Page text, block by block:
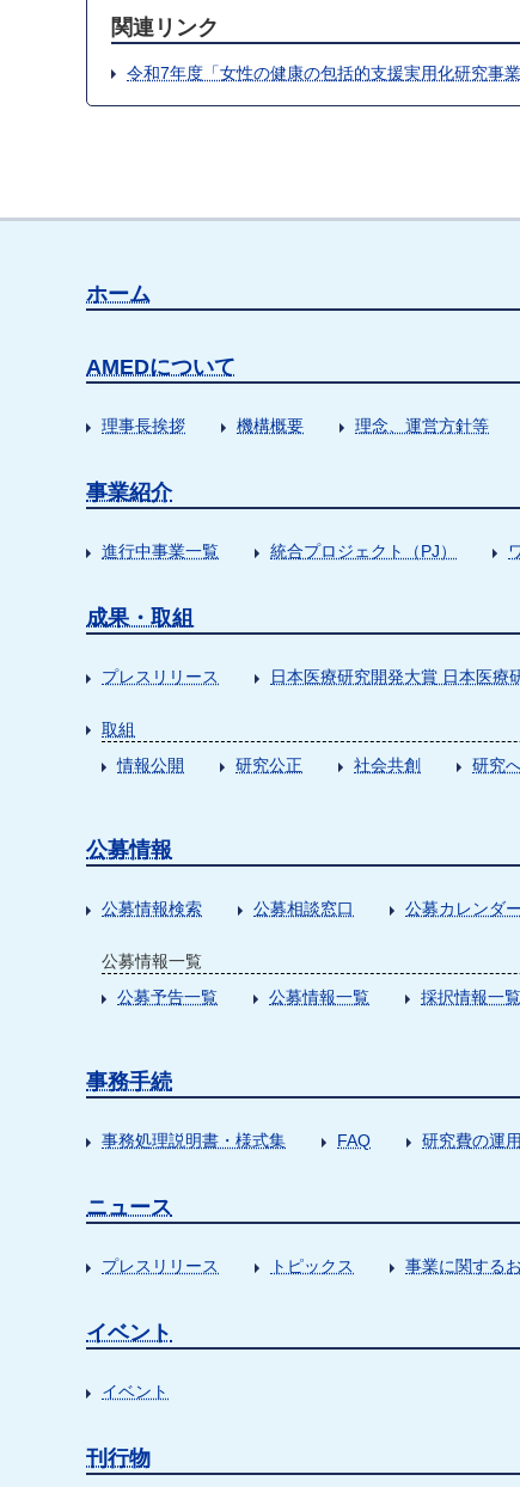
関連リンク
令和7年度「女性の健康の包括的支援実用化研究事
ホーム
AMEDについて
理事長挨拶 機構概要 理念、運営方針等
事業紹介
進行中事業一覧 統合プロジェクト（PJ）
成果・取組
プレスリリース 日本医療研究開発大賞 日本医療
取組
情報公開
研究公正 社会共創 研究
公募情報
公募情報検索 公募相談窓口 公募カレンダー
公募情報一覧
公募予告一覧
公募情報一覧 採択情報一覧
事務手続
事務処理説明書・様式集 FAQ 研究費の運用
ニュース
プレスリリース トピックス 事業に関する
イベント
イベント
刊行物